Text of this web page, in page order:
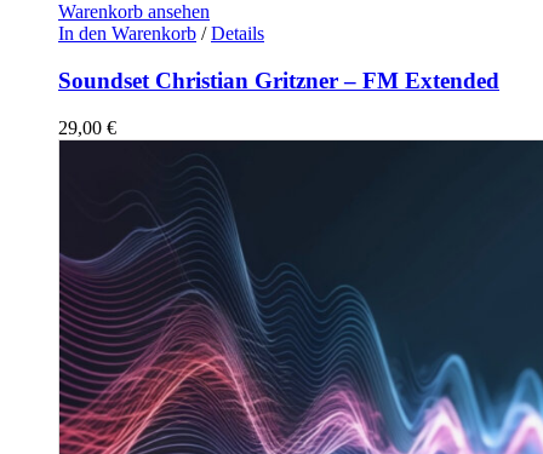
Warenkorb ansehen
In den Warenkorb / Details
Soundset Christian Gritzner – FM Extended
29,00 €